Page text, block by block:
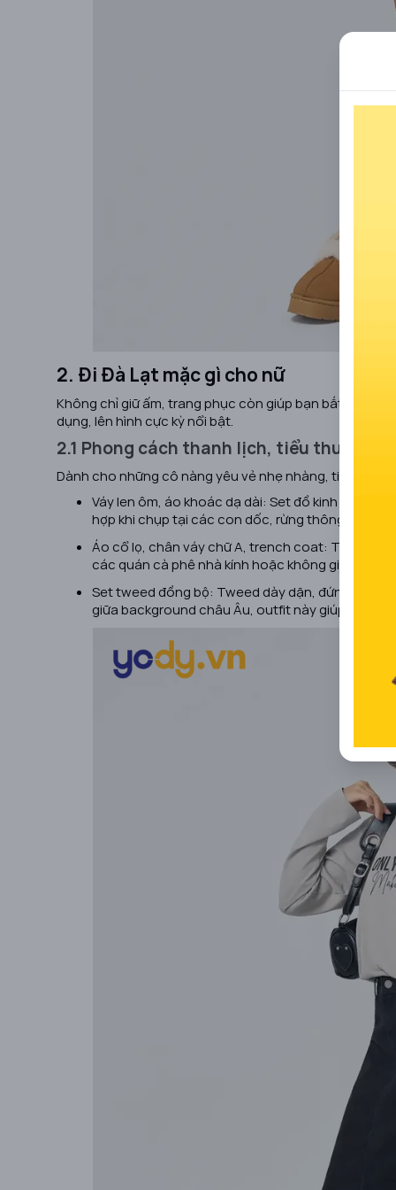
2. Đi Đà Lạt mặc gì cho nữ
Không chỉ giữ ấm, trang phục còn giúp bạn bắt trọn
dụng, lên hình cực kỳ nổi bật.
2.1 Phong cách thanh lịch, tiểu thư
Dành cho những cô nàng yêu vẻ nhẹ nhàng, tinh tế
Váy len ôm, áo khoác dạ dài: Set đồ kinh điển
hợp khi chụp tại các con dốc, rừng thông hoặc
Áo cổ lọ, chân váy chữ A, trench coat: Tổng thể
các quán cà phê nhà kính hoặc không gian
Set tweed đồng bộ: Tweed dày dặn, đứng form
giữa background châu Âu, outfit này giúp hình